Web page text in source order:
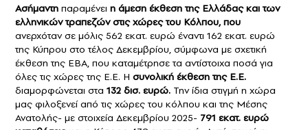
Ασήμαντη παραμένει η άμεση έκθεση της Ελλάδας και των
ελληνικών τραπεζώνστις χώρες του Κόλπου, που
ανερχόταν σε μόλις 562 εκατ. ευρώ έναντι 162 εκατ. ευρώ
της Κύπρου στο τέλος Δεκεμβρίου, σύμφωνα με σχετική
έκθεση της EBA, που καταμέτρησε τα αντίστοιχα ποσά για
όλες τις χώρες της Ε.Ε. Η συνολική έκθεση της Ε.Ε.
διαμορφώνεται στα 132 δισ. ευρώ. Την ίδια στιγμή η χώρα
μας φιλοξενεί από τις χώρες του κόλπου και της Μέσης
Ανατολής- με στοιχεία Δεκεμβρίου 2025- 791 εκατ. ευρώ